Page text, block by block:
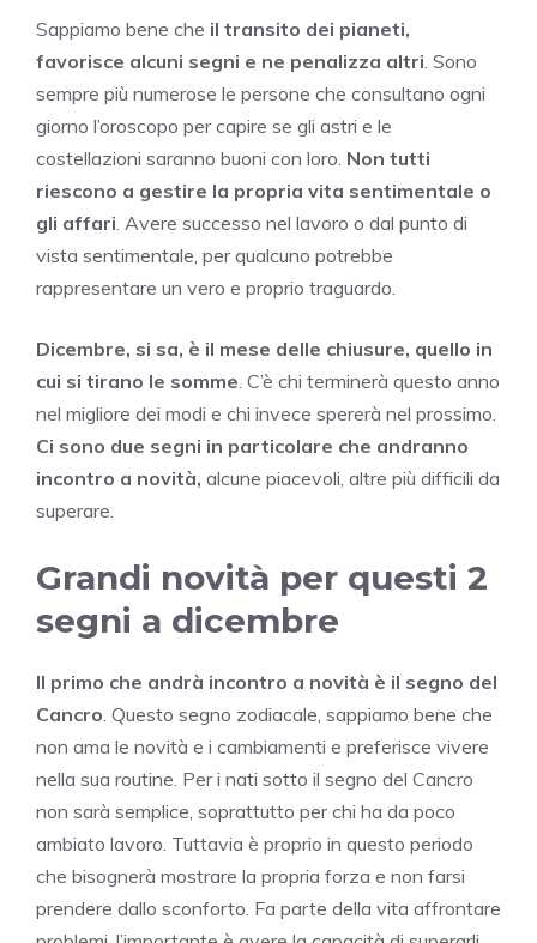
Sappiamo bene che il transito dei pianeti,
favorisce alcuni segni e ne penalizza altri. Sono
sempre più numerose le persone che consultano ogni
giorno l’oroscopo per capire se gli astri e le
costellazioni saranno buoni con loro. Non tutti
riescono a gestire la propria vita sentimentale o
gli affari. Avere successo nel lavoro o dal punto di
vista sentimentale, per qualcuno potrebbe
rappresentare un vero e proprio traguardo.
Dicembre, si sa, è il mese delle chiusure, quello in
cui si tirano le somme. C’è chi terminerà questo anno
nel migliore dei modi e chi invece spererà nel prossimo.
Ci sono due segni in particolare che andranno
incontro a novità, alcune piacevoli, altre più difficili da
superare.
Grandi novità per questi 2
segni a dicembre
Il primo che andrà incontro a novità è il segno del
Cancro. Questo segno zodiacale, sappiamo bene che
non ama le novità e i cambiamenti e preferisce vivere
nella sua routine. Per i nati sotto il segno del Cancro
non sarà semplice, soprattutto per chi ha da poco
ambiato lavoro. Tuttavia è proprio in questo periodo
che bisognerà mostrare la propria forza e non farsi
prendere dallo sconforto. Fa parte della vita affrontare